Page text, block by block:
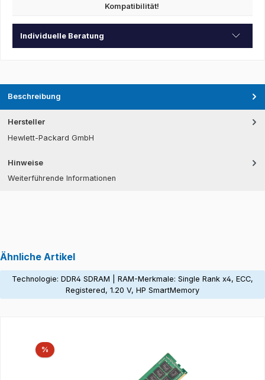
Kompatibilität!
Individuelle Beratung
Beschreibung
Hersteller
Hewlett-Packard GmbH
Hinweise
Weiterführende Informationen
Ähnliche Artikel
Technologie: DDR4 SDRAM | RAM-Merkmale: Single Rank x4, ECC,
Registered, 1.20 V, HP SmartMemory
%Rabatt